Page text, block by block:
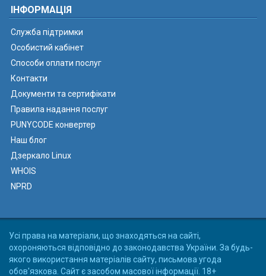
ІНФОРМАЦІЯ
Служба підтримки
Особистий кабінет
Способи оплати послуг
Контакти
Документи та сертифікати
Правила надання послуг
PUNYCODE конвертер
Наш блог
Дзеркало Linux
WHOIS
NPRD
Усі права на матеріали, що знаходяться на сайті,
охороняються відповідно до законодавства України. За будь-
якого використання матеріалів сайту, письмова угода
обов'язкова. Сайт є засобом масової інформації. 18+